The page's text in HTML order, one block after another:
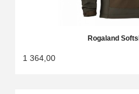
Rogaland
1 364,00